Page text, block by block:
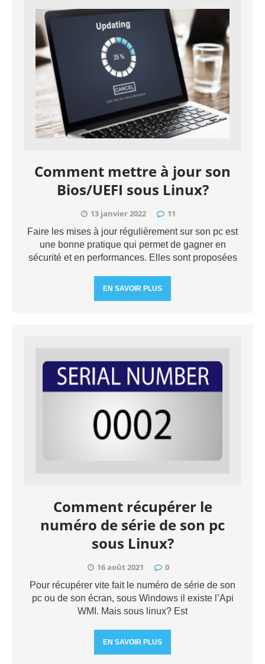
Comment mettre à jour son
Bios/UEFI sous Linux?
13 janvier 2022 11
Faire les mises à jour régulièrement sur son pc est
une bonne pratique qui permet de gagner en
sécurité et en performances. Elles sont proposées
EN SAVOIR PLUS
Comment récupérer le
numéro de série de son pc
sous Linux?
16 août 2021 0
Pour récupérer vite fait le numéro de série de son
pc ou de son écran, sous Windows il existe l’Api
WMI. Mais sous linux? Est
EN SAVOIR PLUS